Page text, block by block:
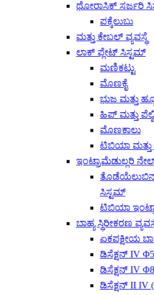
ಥೋರಾಸಿಕ್ ಸರ್ಜರಿ
ಪಕ್ಕೆಲುಬು
ಮತ್ತು ಕೇಬಲ್ ವ್ಯವಸ್ಥೆ
ಲಾಕ್ ಪ್ಲೇಟ್ ಸಿಸ್ಟಮ್
ಮಣಿಕಟ್ಟು
ಮೊಣಕೈ
ಭುಜ ಮತ್ತು
ಹಿಪ್ ಮತ್ತು
ಮೊಣಕಾಲು
ಟಿಬಿಯಾ ಮತ್ತು
ಇಂಟ್ರಾಮೆಡುಲ್ಲರಿ
ತೊಡೆಯೆಲುಬಿನ
ಸಿಸ್ಟಮ್
ಟಿಬಿಯಾ
ಬಾಹ್ಯ ಸ್ಥಿರೀಕರಣ
ಏಕಪಕ್ಷೀಯ
ಡಿಸೆಕ್ಷನ್ IV Φ5
ಡಿಸೆಕ್ಷನ್ IV Φ8
ಡಿಸೆಕ್ಷನ್ II ​​IV